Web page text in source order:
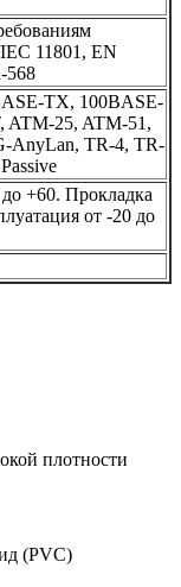
11801, EN
568
TX, 100BASE-
ATM-25, ATM-51,
AnyLan, TR-4, TR-
+60. Прокладка
от -20 до
плотности
(PVC)